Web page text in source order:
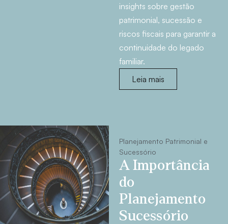
insights sobre gestão
patrimonial, sucessão e
riscos fiscais para garantir a
continuidade do legado
familiar.
Leia mais
Planejamento Patrimonial e
Sucessório
A Importância
do
Planejamento
Sucessório